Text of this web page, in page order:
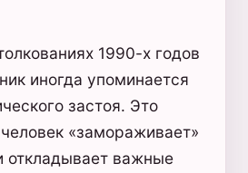
1990-х годов
иногда упоминается
застоя. Это
«замораживает»
откладывает важные